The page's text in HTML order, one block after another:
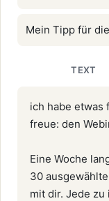
Mein Tipp für
TEXT
ich habe etwas
freue: den
Eine Woche
30
mit dir. Jede